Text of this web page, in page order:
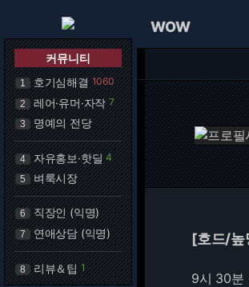
커뮤니티
1 호기심해결 1060
2 레어·유머·자작 7
3 명예의 전당
4 자유홍보·핫딜 4
5 벼룩시장
6 직장인 (익명)
7 연애상담 (익명)
8 리뷰＆팁 1
WOW
[호드/높
9시 30분